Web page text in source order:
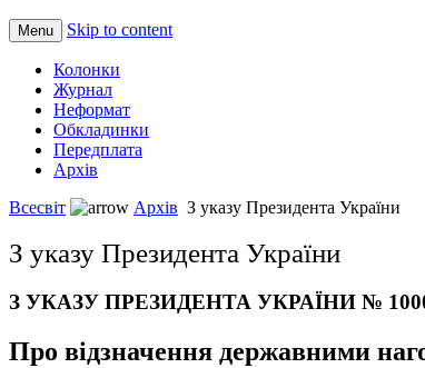
Menu Skip to content
Колонки
Журнал
Неформат
Обкладинки
Передплата
Архів
Всесвіт
Архів З указу Президента України
З указу Президента України
З УКАЗУ ПРЕЗИДЕНТА УКРАЇНИ №
Про відзначення державними